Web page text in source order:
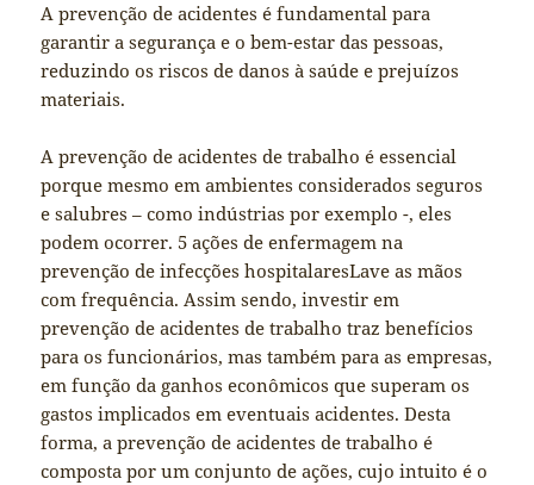
A prevenção de acidentes é fundamental para
garantir a segurança e o bem-estar das pessoas,
reduzindo os riscos de danos à saúde e prejuízos
materiais.
A prevenção de acidentes de trabalho é essencial
porque mesmo em ambientes considerados seguros
e salubres – como indústrias por exemplo -, eles
podem ocorrer. 5 ações de enfermagem na
prevenção de infecções hospitalaresLave as mãos
com frequência. Assim sendo, investir em
prevenção de acidentes de trabalho traz benefícios
para os funcionários, mas também para as empresas,
em função da ganhos econômicos que superam os
gastos implicados em eventuais acidentes. Desta
forma, a prevenção de acidentes de trabalho é
composta por um conjunto de ações, cujo intuito é o